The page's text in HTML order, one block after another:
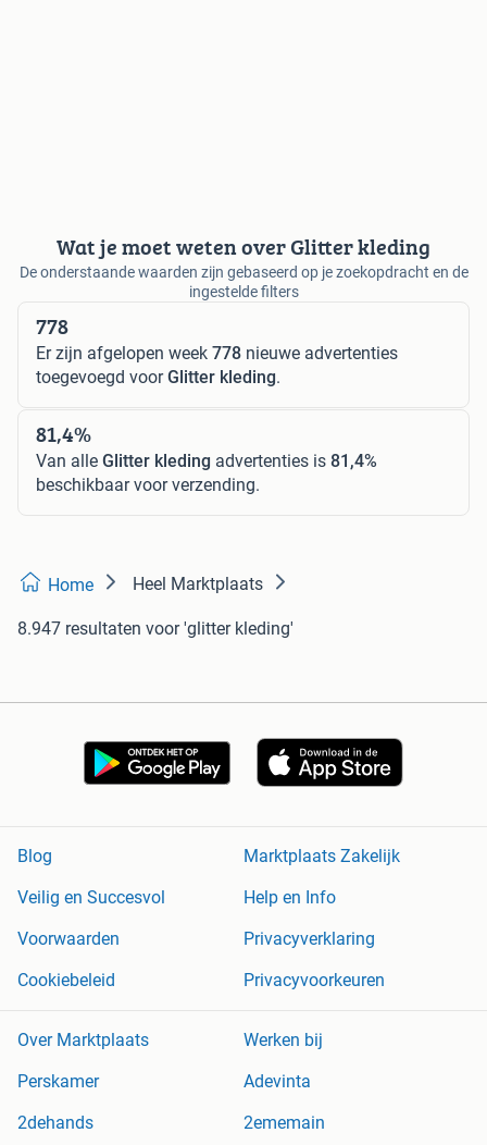
Wat je moet weten over Glitter kleding
De onderstaande waarden zijn gebaseerd op je zoekopdracht en de
ingestelde filters
778
Er zijn afgelopen week 778 nieuwe advertenties
toegevoegd voorGlitter kleding.
81,4%
Van alle Glitter kleding advertenties is 81,4%
beschikbaar voor verzending.
Home Heel Marktplaats
8.947 resultaten voor 'glitter kleding'
Blog
Marktplaats Zakelijk
Veilig en Succesvol
Help en Info
Voorwaarden
Privacyverklaring
Cookiebeleid
Privacyvoorkeuren
Over Marktplaats
Werken bij
Perskamer
Adevinta
2dehands
2ememain